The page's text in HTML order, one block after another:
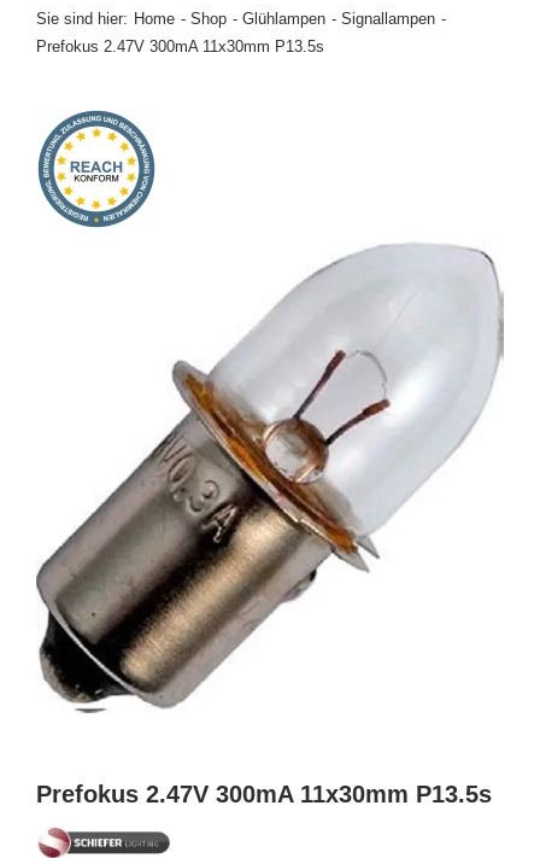
Kontakt
Sie sind hier: Home Shop Glühlampen
Signallampen
Prefokus 2.47V 300mA 11x30mm P13.5s
Prefokus 2.47V 300mA 11x30mm P13.5s